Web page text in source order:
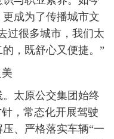
成为了传播城市文
过很多城市，我们太
，既舒心又便捷。”
太原公交集团始终
，常态化开展驾驶
、严格落实车辆“一